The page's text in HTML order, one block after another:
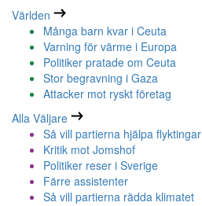
Världen
Många barn kvar i Ceuta
Varning för värme i Europa
Politiker pratade om Ceuta
Stor begravning i Gaza
Attacker mot ryskt företag
Alla Väljare
Så vill partierna hjälpa flyktingar
Kritik mot Jomshof
Politiker reser i Sverige
Färre assistenter
Så vill partierna rädda klimatet